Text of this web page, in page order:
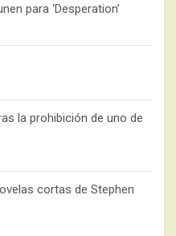
para ‘Desperation’
la prohibición de uno de
cortas de Stephen